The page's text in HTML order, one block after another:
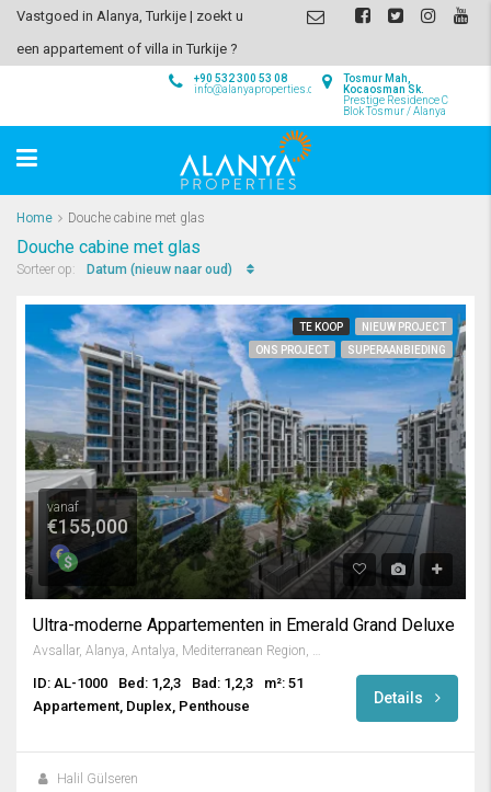
Vastgoed in Alanya, Turkije | zoekt u
een appartement of villa in Turkije ?
Tosmur Mah,
Kocaosman Sk.
Prestige Residence C
Blok Tosmur / Alanya
+90 532 300 53 08
info@alanyaproperties.com
Home Douche cabine met glas
Douche cabine met glas
Sorteer op: Datum (nieuw naar oud)
TE KOOP
NIEUW PROJECT
ONS PROJECT
SUPERAANBIEDING
vanaf
€155,000
Ultra-moderne Appartementen in Emerald Grand Deluxe
Avsallar, Alanya, Antalya, Mediterranean Region, Turkey
ID: AL-1000 Bed: 1,2,3 Bad: 1,2,3
m²: 51
Appartement, Duplex, Penthouse
Details
Halil Gülseren